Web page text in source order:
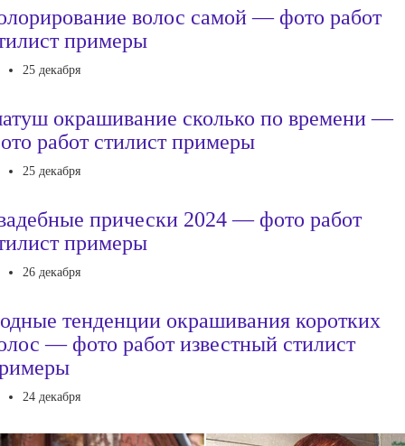
волос самой — фото работ
примеры
25 декабря
окрашивание сколько по времени —
работ стилист примеры
25 декабря
прически 2024 — фото работ
примеры
26 декабря
тенденции окрашивания коротких
— фото работ известный стилист
24 декабря